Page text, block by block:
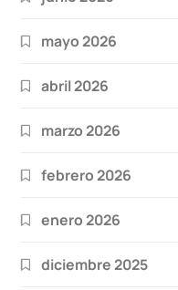
mayo 2026
abril 2026
marzo 2026
febrero 2026
enero 2026
diciembre 2025